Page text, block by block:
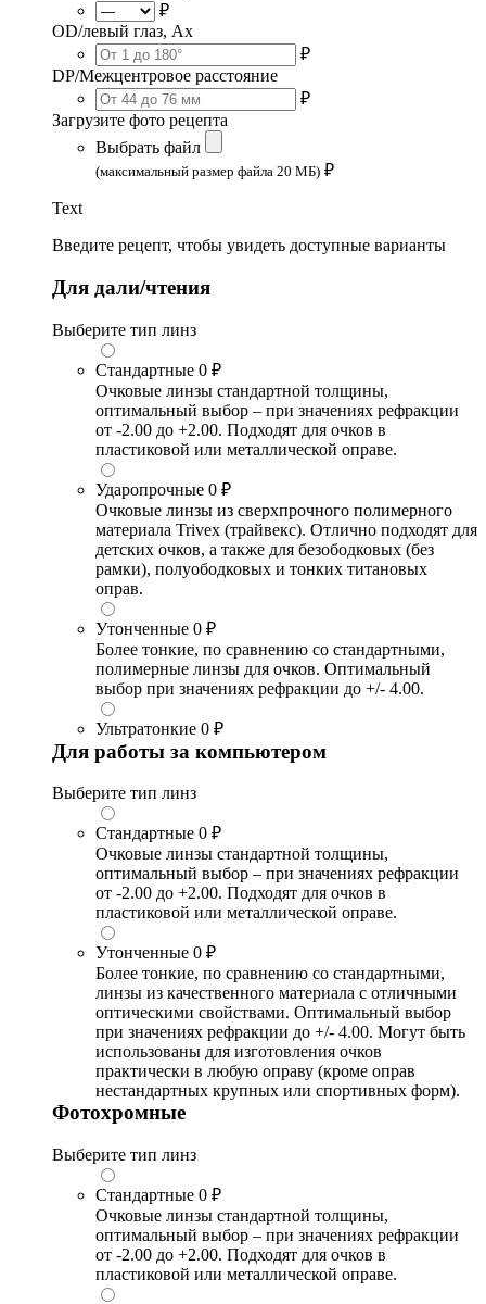
₽
OD/левый глаз, Ax
₽
DP/Межцентровое расстояние
₽
Загрузите фото рецепта
Выбрать файл
(максимальный размер файла 20 МБ) ₽
Text
Введите рецепт, чтобы увидеть доступные варианты
Для дали/чтения
Выберите тип линз
Стандартные 0 ₽
Очковые линзы стандартной толщины,
оптимальный выбор – при значениях рефракции
от -2.00 до +2.00. Подходят для очков в
пластиковой или металлической оправе.
Ударопрочные 0 ₽
Очковые линзы из сверхпрочного полимерного
материала Trivex (трайвекс). Отлично подходят для
детских очков, а также для безободковых (без
рамки), полуободковых и тонких титановых
оправ.
Утонченные 0 ₽
Более тонкие, по сравнению со стандартными,
полимерные линзы для очков. Оптимальный
выбор при значениях рефракции до +/- 4.00.
Ультратонкие 0 ₽
Для работы за компьютером
Выберите тип линз
Стандартные 0 ₽
Очковые линзы стандартной толщины,
оптимальный выбор – при значениях рефракции
от -2.00 до +2.00. Подходят для очков в
пластиковой или металлической оправе.
Утонченные 0 ₽
Более тонкие, по сравнению со стандартными,
линзы из качественного материала с отличными
оптическими свойствами. Оптимальный выбор
при значениях рефракции до +/- 4.00. Могут быть
использованы для изготовления очков
практически в любую оправу (кроме оправ
нестандартных крупных или спортивных форм).
Фотохромные
Выберите тип линз
Стандартные 0 ₽
Очковые линзы стандартной толщины,
оптимальный выбор – при значениях рефракции
от -2.00 до +2.00. Подходят для очков в
пластиковой или металлической оправе.